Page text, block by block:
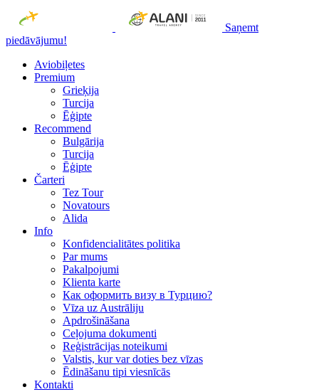
Saņemt
piedāvājumu!
Aviobiļetes
Premium
Grieķija
Turcija
Ēģipte
Recommend
Bulgārija
Turcija
Ēģipte
Čarteri
Tez Tour
Novatours
Alida
Info
Konfidencialitātes politika
Par mums
Рakalpojumi
Klienta karte
Как оформить визу в Турцию?
Vīza uz Austrāliju
Apdrošināšana
Ceļojuma dokumenti
Reģistrācijas noteikumi
Valstis, kur var doties bez vīzas
Ēdināšanu tipi viesnīcās
Kontakti